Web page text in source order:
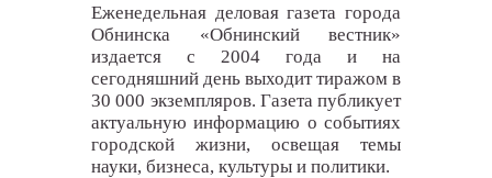
Еженедельная деловая газета города
Обнинска «Обнинский вестник»
издается с 2004 года и на
сегодняшний день выходит тиражом в
30 000 экземпляров. Газета публикует
актуальную информацию о событиях
городской жизни, освещая темы
науки, бизнеса, культуры и политики.